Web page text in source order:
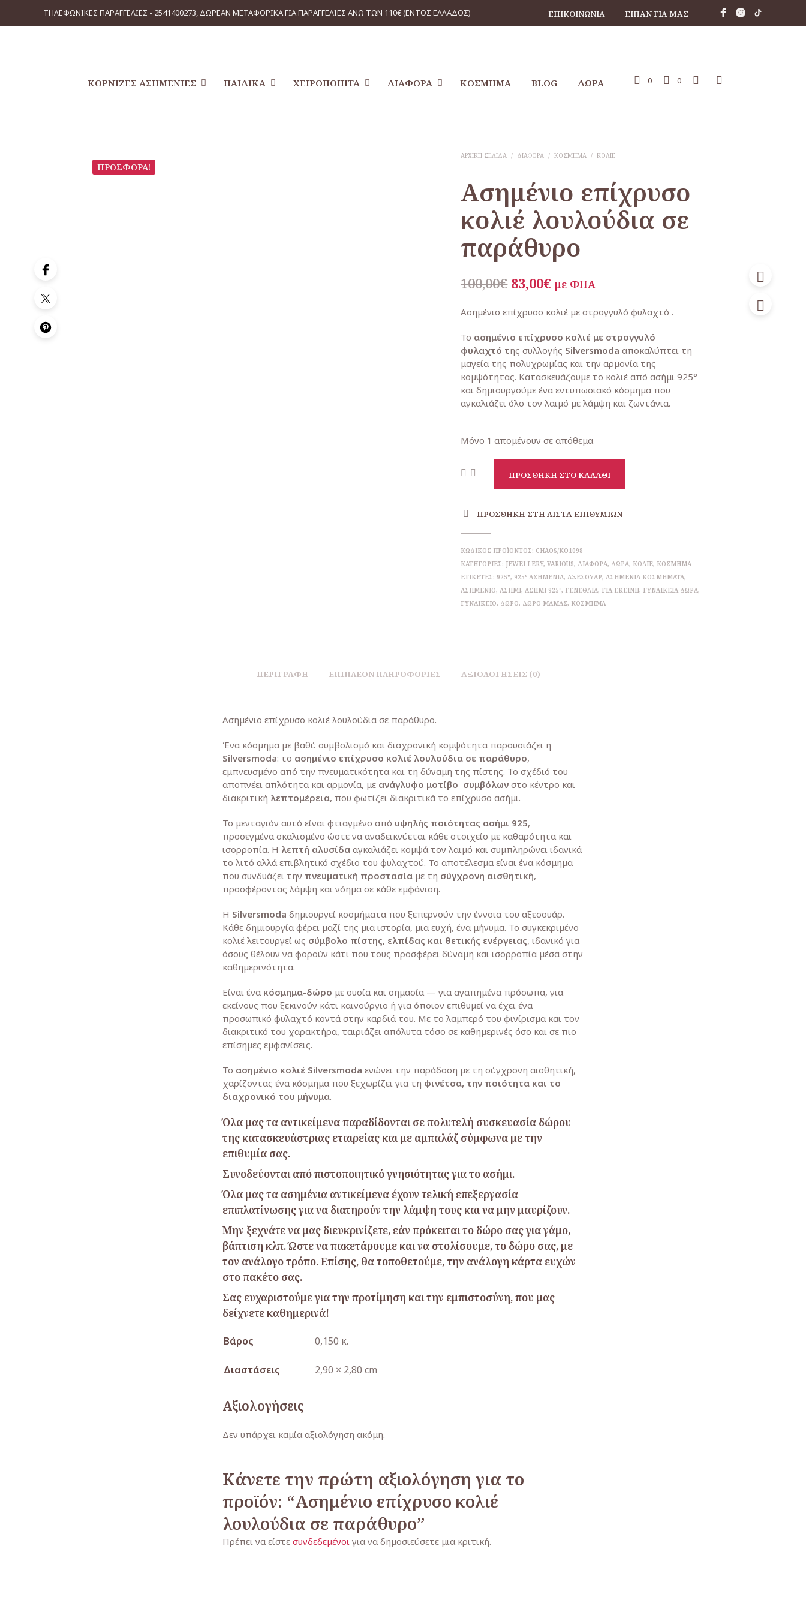
ΤΗΛΕΦΩΝΙΚΕΣ ΠΑΡΑΓΓΕΛΙΕΣ - 2541400273, ΔΩΡΕΑΝ ΜΕΤΑΦΟΡΙΚΑ ΓΙΑ ΠΑΡΑΓΓΕΛΙΕΣ ΑΝΩ ΤΩΝ 110€ (ΕΝΤΟΣ ΕΛΛΑΔΟΣ) ΕΠΙΚΟΙΝΩΝΊΑ ΕΊΠΑΝ ΓΙΑ ΜΑΣ
ΚΟΡΝΊΖΕΣ ΑΣΗΜΈΝΙΕΣ ΠΑΙΔΙΚΆ ΧΕΙΡΟΠΟΊΗΤΑ ΔΙΆΦΟΡΑ ΚΌΣΜΗΜΑ BLOG ΔΩΡΑ 0 0
ΠΡΟΣΦΟΡΆ!
ΑΡΧΙΚΉ ΣΕΛΊΔΑ / ΔΙΆΦΟΡΑ / ΚΌΣΜΗΜΑ / ΚΟΛΙΈ
Ασημένιο επίχρυσο
κολιέ λουλούδια σε
παράθυρο
100,00€ Original
was:
100,00€.
83,00€ Η
τιμή
είναι:
83,00€.
με ΦΠΑ
Ασημένιο επίχρυσο κολιέ με στρογγυλό φυλαχτό .
Το ασημένιο επίχρυσο κολιέ με στρογγυλό
φυλαχτό της συλλογής Silversmoda αποκαλύπτει τη
μαγεία της πολυχρωμίας και την αρμονία της
κομψότητας. Κατασκευάζουμε το κολιέ από ασήμι 925°
και δημιουργούμε ένα εντυπωσιακό κόσμημα που
αγκαλιάζει όλο τον λαιμό με λάμψη και ζωντάνια.
Μόνο 1 απομένουν σε απόθεμα
ΠΡΟΣΘΉΚΗ ΣΤΟ ΚΑΛΆΘΙ
ΠΡΟΣΘΉΚΗ ΣΤΗ ΛΊΣΤΑ ΕΠΙΘΥΜΙΏΝ
ΚΩΔΙΚΌΣ ΠΡΟΪΌΝΤΟΣ: CHAOS/KO1098
ΚΑΤΗΓΟΡΊΕΣ: JEWELLERY,VARIOUS, ΔΙΆΦΟΡΑ, ΔΩΡΑ, ΚΟΛΙΈ, ΚΌΣΜΗΜΑ
ΕΤΙΚΈΤΕΣ: 925°, 925º ΑΣΗΜΈΝΙΑ,ΑΞΕΣΟΥΆΡ,ΑΣΗΜΈΝΙΑ ΚΟΣΜΉΜΑΤΑ,
ΑΣΗΜΈΝΙΟ,ΑΣΉΜΙ,ΑΣΉΜΙ 925º, ΓΕΝΈΘΛΙΑ, ΓΙΑ ΕΚΕΊΝΗ, ΓΥΝΑΙΚΕΊΑ ΔΏΡΑ,
ΓΥΝΑΙΚΕΊΟ, ΔΏΡΟ, ΔΏΡΟ ΜΑΜΆΣ, ΚΌΣΜΗΜΑ
ΠΕΡΙΓΡΑΦΉ ΕΠΙΠΛΈΟΝ ΠΛΗΡΟΦΟΡΊΕΣ ΑΞΙΟΛΟΓΉΣΕΙΣ (0)
Ασημένιο επίχρυσο κολιέ λουλούδια σε παράθυρο.
Ένα κόσμημα με βαθύ συμβολισμό και διαχρονική κομψότητα παρουσιάζει η
Silversmoda: το ασημένιο επίχρυσο κολιέ λουλούδια σε παράθυρο,
εμπνευσμένο από την πνευματικότητα και τη δύναμη της πίστης. Το σχέδιό του
αποπνέει απλότητα και αρμονία, με ανάγλυφο μοτίβο συμβόλων στο κέντρο και
διακριτική λεπτομέρεια, που φωτίζει διακριτικά το επίχρυσο ασήμι.
Το μενταγιόν αυτό είναι φτιαγμένο από υψηλής ποιότητας ασήμι 925,
προσεγμένα σκαλισμένο ώστε να αναδεικνύεται κάθε στοιχείο με καθαρότητα και
ισορροπία. Η λεπτή αλυσίδα αγκαλιάζει κομψά τον λαιμό και συμπληρώνει ιδανικά
το λιτό αλλά επιβλητικό σχέδιο του φυλαχτού. Το αποτέλεσμα είναι ένα κόσμημα
που συνδυάζει την πνευματική προστασία με τη σύγχρονη αισθητική,
προσφέροντας λάμψη και νόημα σε κάθε εμφάνιση.
Η Silversmoda δημιουργεί κοσμήματα που ξεπερνούν την έννοια του αξεσουάρ.
Κάθε δημιουργία φέρει μαζί της μια ιστορία, μια ευχή, ένα μήνυμα. Το συγκεκριμένο
κολιέ λειτουργεί ως σύμβολο πίστης, ελπίδας και θετικής ενέργειας, ιδανικό για
όσους θέλουν να φορούν κάτι που τους προσφέρει δύναμη και ισορροπία μέσα στην
καθημερινότητα.
Είναι ένα κόσμημα-δώρο με ουσία και σημασία — για αγαπημένα πρόσωπα, για
εκείνους που ξεκινούν κάτι καινούργιο ή για όποιον επιθυμεί να έχει ένα
προσωπικό φυλαχτό κοντά στην καρδιά του. Με το λαμπερό του φινίρισμα και τον
διακριτικό του χαρακτήρα, ταιριάζει απόλυτα τόσο σε καθημερινές όσο και σε πιο
επίσημες εμφανίσεις.
Το ασημένιο κολιέ Silversmoda ενώνει την παράδοση με τη σύγχρονη αισθητική,
χαρίζοντας ένα κόσμημα που ξεχωρίζει για τη φινέτσα, την ποιότητα και το
διαχρονικό του μήνυμα.
Όλα μας τα αντικείμενα παραδίδονται σε πολυτελή συσκευασία δώρου
της κατασκευάστριας εταιρείας και με αμπαλάζ σύμφωνα με την
επιθυμία σας.
Συνοδεύονται από πιστοποιητικό γνησιότητας για το ασήμι.
Όλα μας τα ασημένια αντικείμενα έχουν τελική επεξεργασία
επιπλατίνωσης για να διατηρούν την λάμψη τους και να μην μαυρίζουν.
Μην ξεχνάτε να μας διευκρινίζετε, εάν πρόκειται το δώρο σας για γάμο,
βάπτιση κλπ. Ώστε να πακετάρουμε και να στολίσουμε, το δώρο σας, με
τον ανάλογο τρόπο. Επίσης, θα τοποθετούμε, την ανάλογη κάρτα ευχών
στο πακέτο σας.
Σας ευχαριστούμε για την προτίμηση και την εμπιστοσύνη, που μας
δείχνετε καθημερινά!
Βάρος 0,150 κ.
Διαστάσεις 2,90 × 2,80 cm
Αξιολογήσεις
Δεν υπάρχει καμία αξιολόγηση ακόμη.
Κάνετε την πρώτη αξιολόγηση για το
προϊόν: “Ασημένιο επίχρυσο κολιέ
λουλούδια σε παράθυρο”
Πρέπει να είστε συνδεδεμένοι για να δημοσιεύσετε μια κριτική.